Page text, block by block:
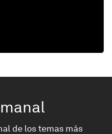
de los temas más